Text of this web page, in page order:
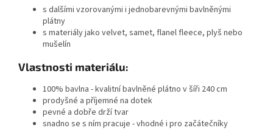
s dalšími vzorovanými i jednobarevnými bavlněnými
plátny
s materiály jako velvet, samet, flanel fleece, plyš nebo
mušelín
Vlastnosti materiálu:
100% bavlna - kvalitní bavlněné plátno v šíři 240 cm
prodyšné a příjemné na dotek
pevné a dobře drží tvar
snadno se s ním pracuje - vhodné i pro začátečníky